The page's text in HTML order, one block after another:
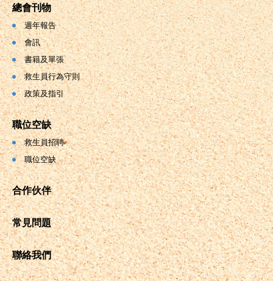
總會刊物
週年報告
會訊
書籍及單張
救生員行為守則
政策及指引
職位空缺
救生員招聘
職位空缺
合作伙伴
常見問題
聯絡我們